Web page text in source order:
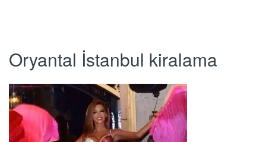
Oryantal İstanbul kiralama